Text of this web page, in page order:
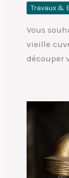
Travaux &
Vous
vieille
découper